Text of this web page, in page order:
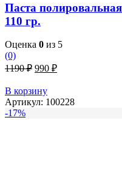
Паста
110 гр.
Оценка 0 из 5
(0)
1190₽ Первоначальная
составляла
1190 ₽.
990 ₽
В корзину
Артикул: 100228
-17%